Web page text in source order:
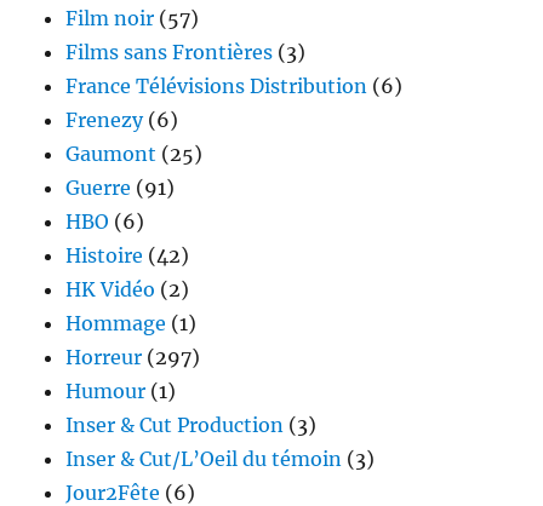
Film noir (57)
Films sans Frontières (3)
France Télévisions Distribution (6)
Frenezy(6)
Gaumont (25)
Guerre (91)
HBO (6)
Histoire (42)
HK Vidéo (2)
Hommage (1)
Horreur (297)
Humour (1)
Inser & Cut Production (3)
Inser & Cut/L’Oeil du témoin (3)
Jour2Fête (6)